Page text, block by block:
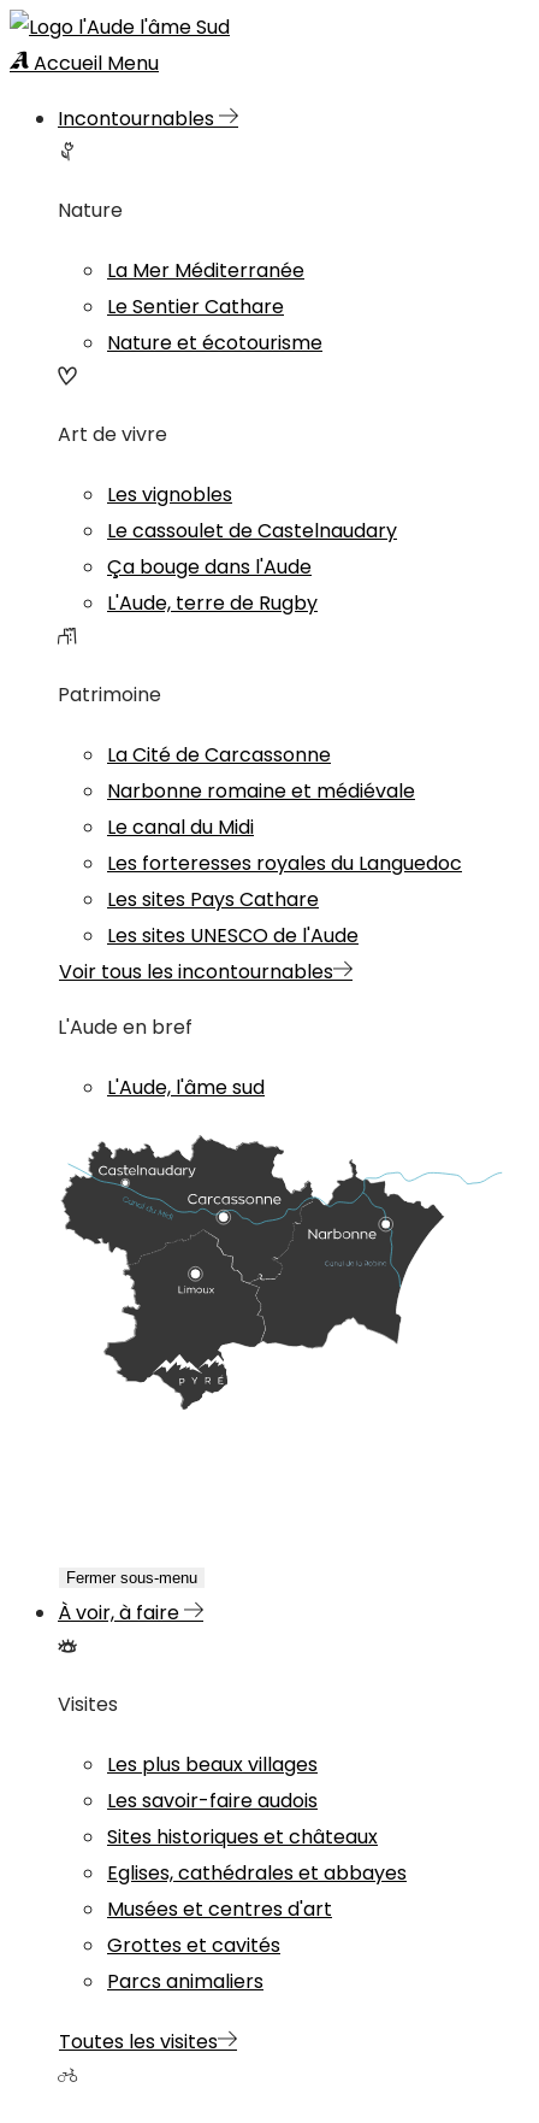
Accueil Menu
Incontournables
Nature
La Mer Méditerranée
Le Sentier Cathare
Nature et écotourisme
Art de vivre
Les vignobles
Le cassoulet de Castelnaudary
Ça bouge dans l'Aude
L'Aude, terre de Rugby
Patrimoine
La Cité de Carcassonne
Narbonne romaine et médiévale
Le canal du Midi
Les forteresses royales du Languedoc
Les sites Pays Cathare
Les sites UNESCO de l'Aude
Voir tous les incontournables
L'Aude en bref
L'Aude, l'âme sud
Fermer sous-menu
À voir, à faire
Visites
Les plus beaux villages
Les savoir-faire audois
Sites historiques et châteaux
Eglises, cathédrales et abbayes
Musées et centres d'art
Grottes et cavités
Parcs animaliers
Toutes les visites